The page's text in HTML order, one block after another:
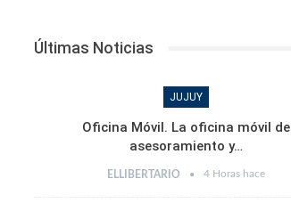
Últimas Noticias
JUJUY
Oficina Móvil. La oficina móvil de
asesoramiento y…
ELLIBERTARIO 4 Horas hace